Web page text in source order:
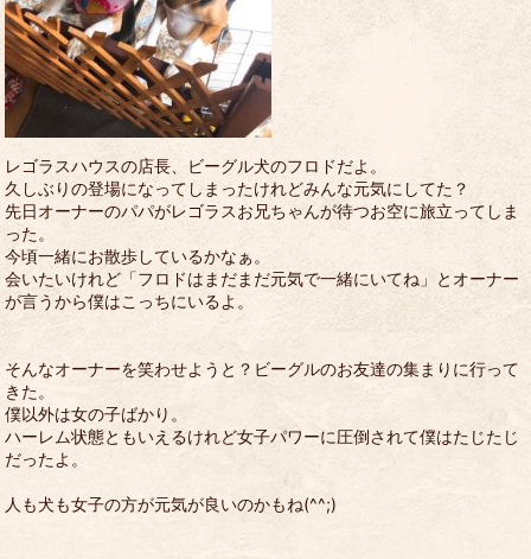
レゴラスハウスの店長、ビーグル犬のフロドだよ。
久しぶりの登場になってしまったけれどみんな元気にしてた？
先日オーナーのパパがレゴラスお兄ちゃんが待つお空に旅立ってしま
った。
今頃一緒にお散歩しているかなぁ。
会いたいけれど「フロドはまだまだ元気で一緒にいてね」とオーナー
が言うから僕はこっちにいるよ。
そんなオーナーを笑わせようと？ビーグルのお友達の集まりに行って
きた。
僕以外は女の子ばかり。
ハーレム状態ともいえるけれど女子パワーに圧倒されて僕はたじたじ
だったよ。
人も犬も女子の方が元気が良いのかもね(^^;)